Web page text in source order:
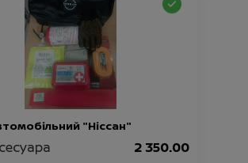
"Ніссан"
2 350.00